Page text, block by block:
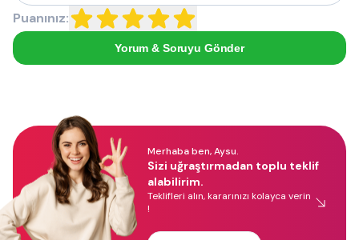
Puanınız:
Yorum & Soruyu Gönder
Merhaba ben, Aysu.
Sizi uğraştırmadan toplu teklif
alabilirim.
Teklifleri alın, kararınızı kolayca verin
!